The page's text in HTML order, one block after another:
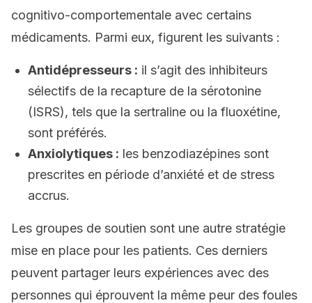
cognitivo-comportementale avec certains
médicaments. Parmi eux, figurent les suivants :
Antidépresseurs : il s’agit des inhibiteurs
sélectifs de la recapture de la sérotonine
(ISRS), tels que la sertraline ou la fluoxétine,
sont préférés.
Anxiolytiques : les benzodiazépines sont
prescrites en période d’anxiété et de stress
accrus.
Les groupes de soutien sont une autre stratégie
mise en place pour les patients. Ces derniers
peuvent partager leurs expériences avec des
personnes qui éprouvent la même peur des foules